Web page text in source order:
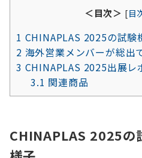
＜目次＞ [目
1 CHINAPLAS 2025の試験
2 海外営業メンバーが総出
3 CHINAPLAS 2025出展レ
3.1 関連商品
CHINAPLAS 2025の